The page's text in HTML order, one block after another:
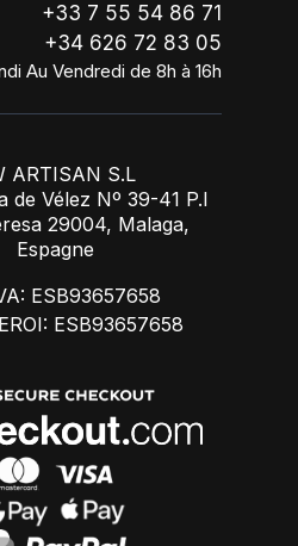
+33 7 55 54 86 71
+34 626 72 83 05
Au Vendredi de 8h à 16h
ARTISAN S.L
de Vélez Nº 39-41 P.I
29004, Malaga,
Espagne
ESB93657658
ESB93657658